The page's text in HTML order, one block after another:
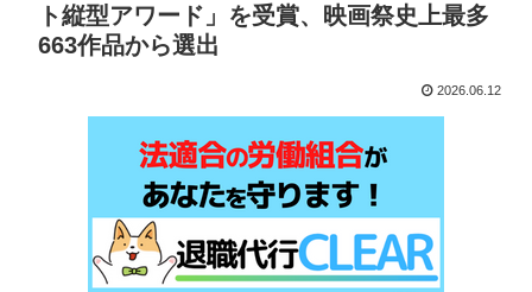
ト縦型アワード」を受賞、映画祭史上最多
663作品から選出
2026.06.12